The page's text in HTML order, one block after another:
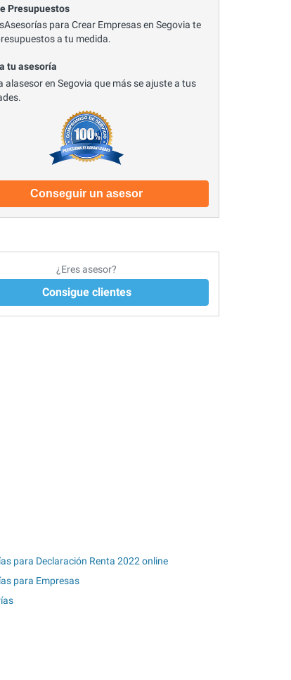
Presupuestos
para Crear Empresas en Segovia te
a tu medida.
tu asesoría
alasesor en Segovia que más se ajuste a tus
Conseguir un asesor
¿Eres asesor?
Consigue clientes
para Declaración Renta 2022 online
para Empresas